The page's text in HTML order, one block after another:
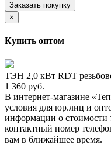
Заказать покупку
×
Купить оптом
ТЭН 2,0 кВт RDT
1 360 руб.
В интернет-магазине
условия для юр.лиц и
информации о стоимости
контактный номер
вам в ближайшее время.